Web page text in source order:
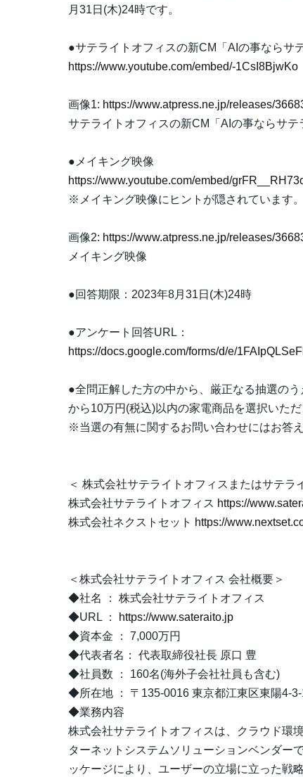
月31日(木)24時です。
●サテライトオフィスの新CM「AIの事ならサ
https://www.youtube.com/embed/-1CsI8BjwKo
画像1: https://www.atpress.ne.jp/releases/
サテライトオフィスの新CM「AIの事ならサテ
●メイキング映像
https://www.youtube.com/embed/
※メイキング映像にヒントが隠されています。
画像2: https://www.atpress.ne.jp/releases/
メイキング映像
●回答期限：2023年8月31日(木)24時
●アンケート回答URL：
https://docs.google.com/forms/d/e/
●全問正解した方の中から、厳正なる抽選の
から10万円(税込)以内の家電商品を選択いただ
※当選の有無に関するお問い合わせにはお答
＜ 株式会社サテライトオフィスまたはサテラ
株式会社サテライトオフィス https://
株式会社ネクストセット https://
＜株式会社サテライトオフィス 会社概要＞
◆社名 ： 株式会社サテライトオフィス
◆URL ：
https://www.sateraito.jp
◆資本金 ： 7,000万円
◆代表者名： 代表取締役社長 原口 豊
◆社員数 ： 160名(海外子会社社員も含む)
◆所在地 ： 〒135-0016 東京都江東区東陽4-
◆業務内容
株式会社サテライトオフィスは、クラウド環
ターネットシステムソリューションベンダー
ッケージにより、ユーザーの立場に立った戦